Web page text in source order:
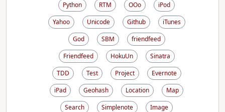
Python
RTM OOo
iPod
Yahoo
Unicode Github
iTunes
God
SBM
friendfeed
Friendfeed
HokuUn
Sinatra
TDD
Test Project
Evernote
iPad
Geohash Location
Map
Search
Simplenote
Image